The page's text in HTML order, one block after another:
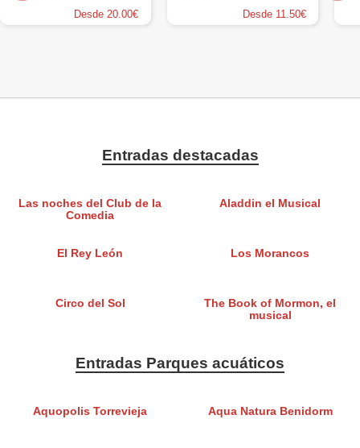
Desde 20.00€ Desde 11.50€
Entradas destacadas
Las noches del Club de la
Comedia
Aladdin el Musical
El Rey León Los Morancos
Circo del Sol
The Book of Mormon, el
musical
Entradas Parques acuáticos
Aquopolis Torrevieja Aqua Natura Benidorm